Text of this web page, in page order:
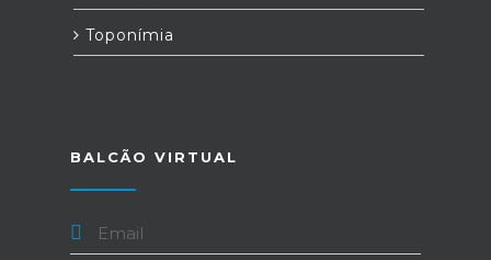
Toponímia
BALCÃO VIRTUAL